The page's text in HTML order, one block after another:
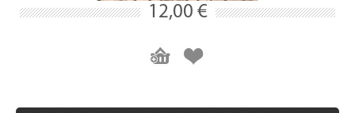
12,00 €